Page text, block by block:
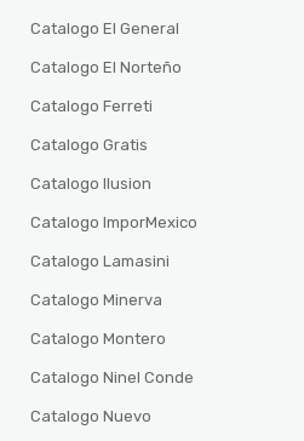
Catalogo El General
Catalogo El Norteño
Catalogo Ferreti
Catalogo Gratis
Catalogo Ilusion
Catalogo ImporMexico
Catalogo Lamasini
Catalogo Minerva
Catalogo Montero
Catalogo Ninel Conde
Catalogo Nuevo